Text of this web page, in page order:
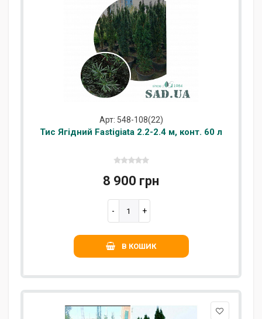
Арт: 548-108(22)
Тис Ягідний Fastigiata 2.2-2.4 м, конт. 60 л
8 900 грн
В КОШИК